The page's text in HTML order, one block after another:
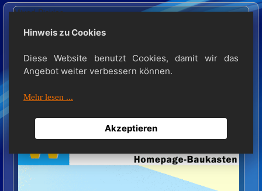
Mixed Pickles
Menu
Hinweis zu Cookies
Diese Website benutzt Cookies, damit wir das
Angebot weiter verbessern können.
Mehr lesen ...
Akzeptieren